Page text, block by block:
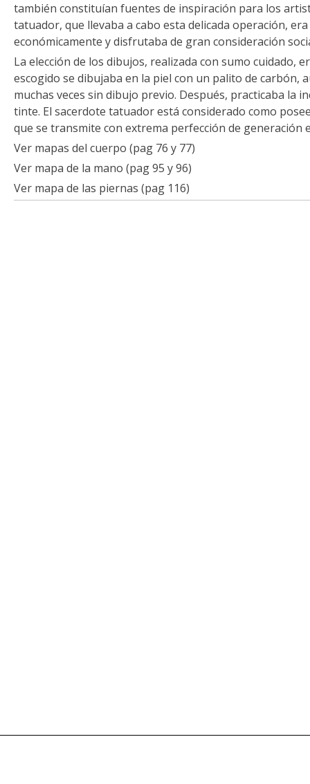
también constituían fuentes de inspiración para los
tatuador, que llevaba a cabo esta delicada operación,
económicamente y disfrutaba de gran consideración
La elección de los dibujos, realizada con sumo cuidado,
escogido se dibujaba en la piel con un palito de carbón,
muchas veces sin dibujo previo. Después, practicaba la
tinte. El sacerdote tatuador está considerado como
que se transmite con extrema perfección de generación
Ver mapas del cuerpo (pag 76 y 77)
Ver mapa de la mano (pag 95 y 96)
Ver mapa de las piernas (pag 116)